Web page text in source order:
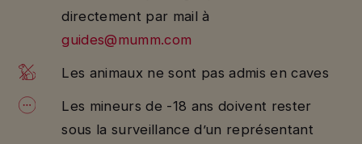
directement par mail à
guides@mumm.com
Les animaux ne sont pas admis en caves
Les mineurs de -18 ans doivent rester
sous la surveillance d’un représentant